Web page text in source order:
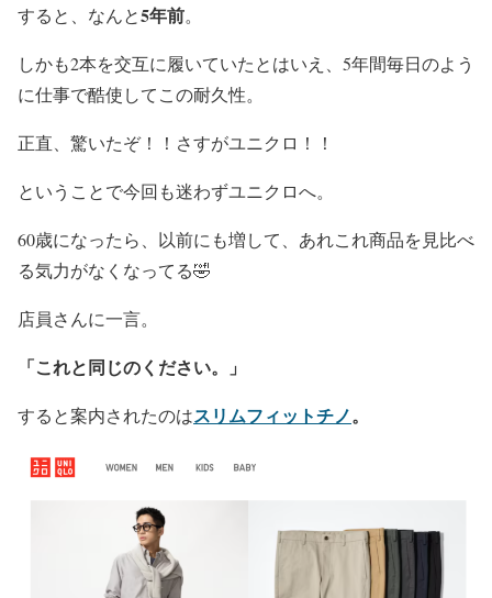
すると、なんと5年前。
しかも2本を交互に履いていたとはいえ、5年間毎日のよう
に仕事で酷使してこの耐久性。
正直、驚いたぞ！！さすがユニクロ！！
ということで今回も迷わずユニクロへ。
60歳になったら、以前にも増して、あれこれ商品を見比べ
る気力がなくなってる🤣
店員さんに一言。
「これと同じのください。」
すると案内されたのはスリムフィットチノ。